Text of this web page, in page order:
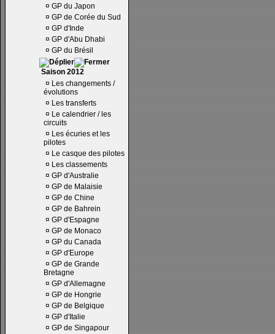
¤ GP du Japon
¤ GP de Corée du Sud
¤ GP d'Inde
¤ GP d'Abu Dhabi
¤ GP du Brésil
Saison 2012
¤ Les changements /
évolutions
¤ Les transferts
¤ Le calendrier / les
circuits
¤ Les écuries et les
pilotes
¤ Le casque des pilotes
¤ Les classements
¤ GP d'Australie
¤ GP de Malaisie
¤ GP de Chine
¤ GP de Bahrein
¤ GP d'Espagne
¤ GP de Monaco
¤ GP du Canada
¤ GP d'Europe
¤ GP de Grande
Bretagne
¤ GP d'Allemagne
¤ GP de Hongrie
¤ GP de Belgique
¤ GP d'Italie
¤ GP de Singapour